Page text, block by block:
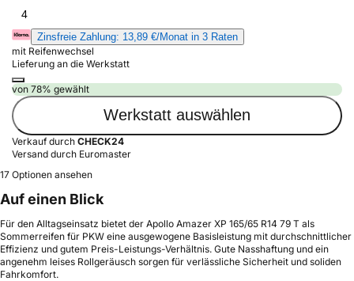
4
Zinsfreie Zahlung: 13,89 €/Monat in 3 Raten
mit Reifenwechsel
Lieferung an die Werkstatt
von 78% gewählt
Werkstatt auswählen
Verkauf durch CHECK24
Versand durch Euromaster
17 Optionen ansehen
Auf einen Blick
Für den Alltagseinsatz bietet der Apollo Amazer XP 165/65 R14 79 T als
Sommerreifen für PKW eine ausgewogene Basisleistung mit durchschnittlicher
Effizienz und gutem Preis-Leistungs-Verhältnis. Gute Nasshaftung und ein
angenehm leises Rollgeräusch sorgen für verlässliche Sicherheit und soliden
Fahrkomfort.